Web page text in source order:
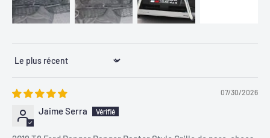
Sort by
07/30/2026
Jaime Serra